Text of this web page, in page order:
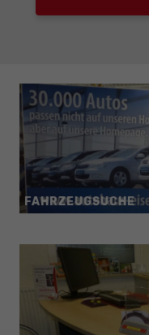
FAHRZEUGSUCHE